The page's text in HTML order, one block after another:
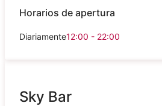
Horarios de apertura
Diariamente12:00 - 22:00
Sky Bar